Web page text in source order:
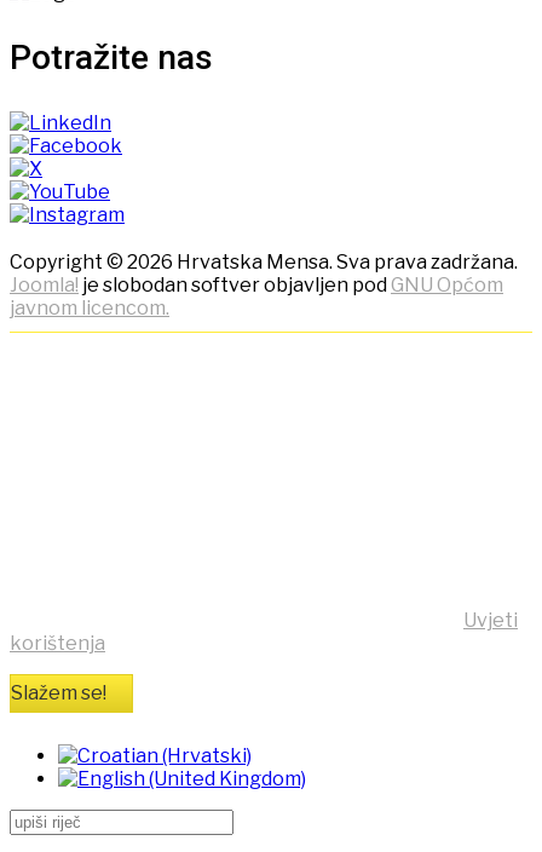
Potražite nas
Copyright © 2026 Hrvatska Mensa. Sva prava zadržana.
Joomla! je slobodan softver objavljen pod GNU Općom
javnom licencom.
Uvjeti
korištenja
Slažem se!